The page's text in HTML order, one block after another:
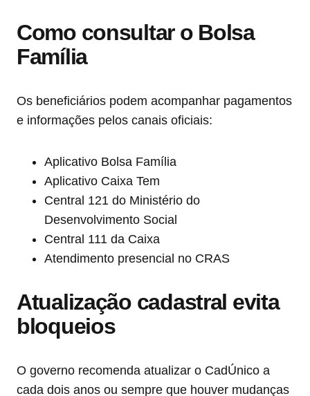
Como consultar o Bolsa
Família
Os beneficiários podem acompanhar pagamentos
e informações pelos canais oficiais:
Aplicativo Bolsa Família
Aplicativo Caixa Tem
Central 121 do Ministério do
Desenvolvimento Social
Central 111 da Caixa
Atendimento presencial no CRAS
Atualização cadastral evita
bloqueios
O governo recomenda atualizar o CadÚnico a
cada dois anos ou sempre que houver mudanças